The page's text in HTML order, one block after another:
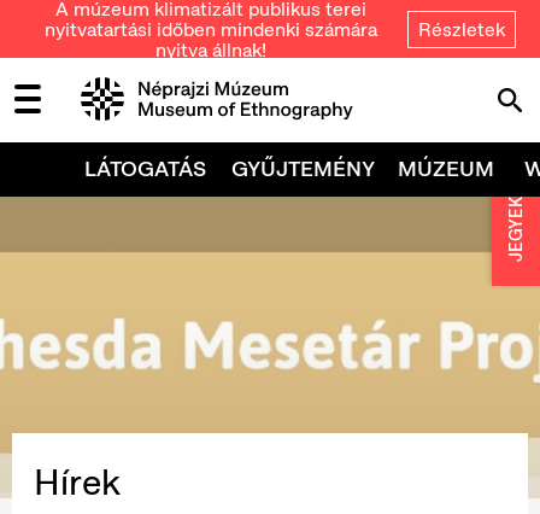
A múzeum klimatizált publikus terei
nyitvatartási időben mindenki számára
nyitva állnak!
Részletek
LÁTOGATÁS GYŰJTEMÉNY MÚZEUM
Hírek
JEGYEK